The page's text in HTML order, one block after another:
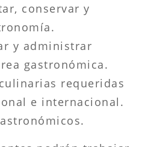
conservar y
y administrar
gastronómica.
requeridas
e internacional.